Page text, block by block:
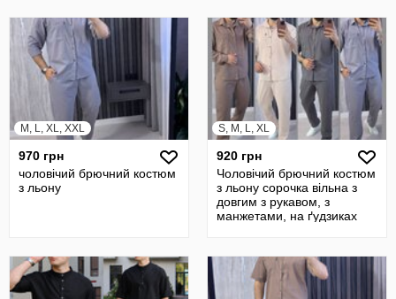
M, L, XL, XXL
970 грн
чоловічий брючний костюм
з льону
S, M, L, XL
920 грн
Чоловічий брючний костюм
з льону сорочка вільна з
довгим з рукавом, з
манжетами, на ґудзиках